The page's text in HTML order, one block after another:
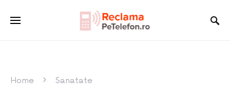
Home Sanatate